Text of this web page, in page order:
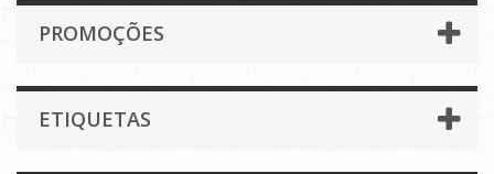
PROMOÇÕES
ETIQUETAS